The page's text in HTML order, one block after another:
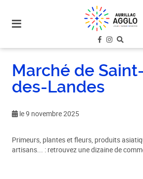
site
menu
aller au
contenu
Marché de
des-Landes
le 9 novembre 2025
Primeurs, plantes et fleurs, produits
artisans... : retrouvez une dizaine de